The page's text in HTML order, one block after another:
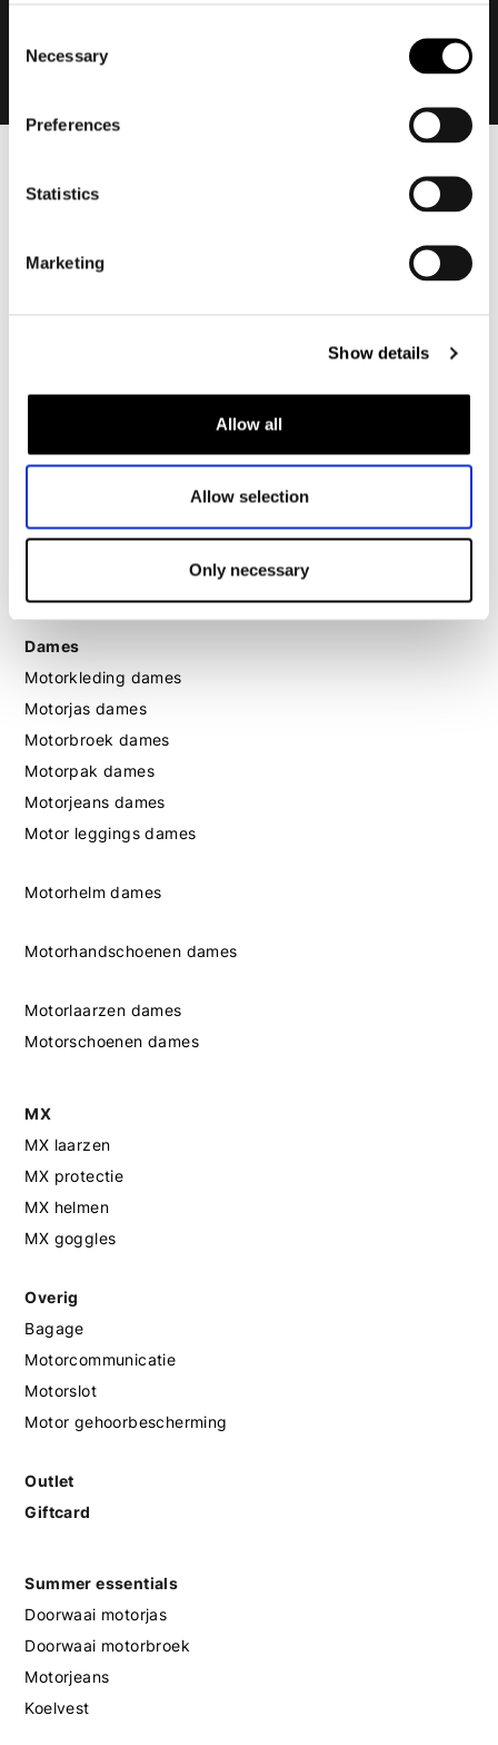
Selection
Necessary
Preferences
Statistics
Marketing
Show details
Allow all
Allow selection
Only necessary
Motorbroek heren
Motorlaarzen heren
Motorschoenen heren
Dames
Motorkleding dames
Motorjas dames
Motorbroek dames
Motorpak dames
Motorjeans dames
Motor leggings dames
Motorhelm dames
Motorhandschoenen dames
Motorlaarzen dames
Motorschoenen dames
MX
MX laarzen
MX protectie
MX helmen
MX goggles
Overig
Bagage
Motorcommunicatie
Motorslot
Motor gehoorbescherming
Outlet
Giftcard
Summer essentials
Doorwaai motorjas
Doorwaai motorbroek
Motorjeans
Koelvest